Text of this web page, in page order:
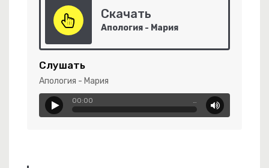
Скачать
Апология - Мария
Слушать
Апология - Мария
00:00 …
Небо Укажи Мне Путь